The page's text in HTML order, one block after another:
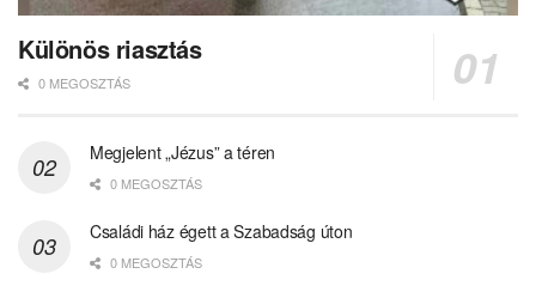
Különös riasztás
0 MEGOSZTÁS
Megjelent „Jézus” a téren
0 MEGOSZTÁS
Családi ház égett a Szabadság úton
0 MEGOSZTÁS